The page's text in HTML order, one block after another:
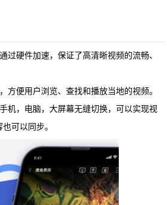
硬件加速，保证了高清晰视频的流畅、
便用户浏览、查找和播放当地的视频。
，电脑，大屏幕无缝切换，可以实现视
可以同步。